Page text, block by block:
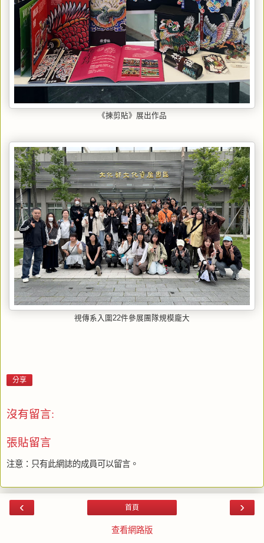
《揀剪貼》展出作品
視傳系入圍22件參展團隊規模龐大
分享
沒有留言:
張貼留言
注意：只有此網誌的成員可以留言。
‹ ›
首頁
查看網路版